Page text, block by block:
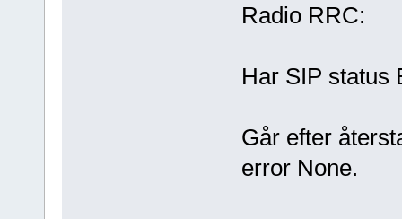
Radio RRC:
Har SIP status
Går efter
error None.